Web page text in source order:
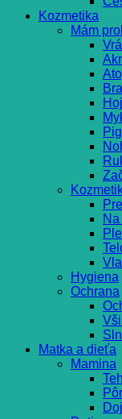
Kozmetika
Mám
Hygiena
Ochrana
Matka a dieťa
Mamina